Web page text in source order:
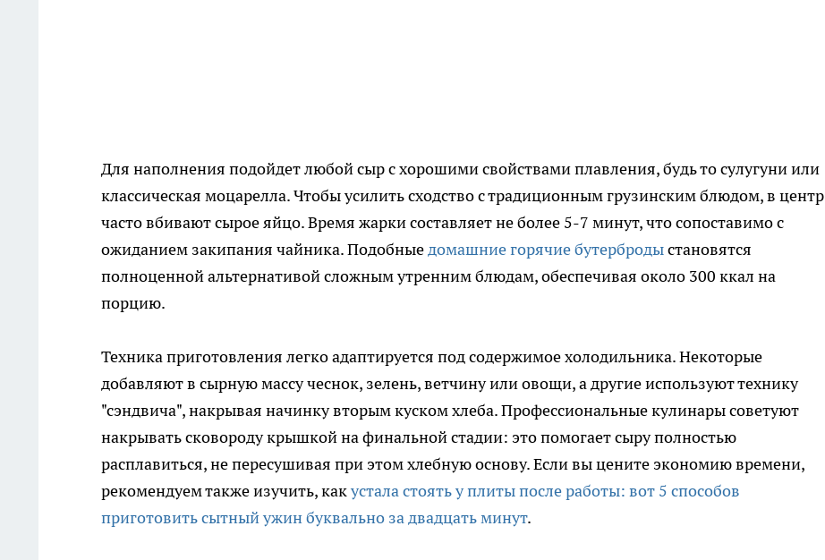
Для наполнения подойдет любой сыр с хорошими свойствами плавления, будь то сулугуни или
классическая моцарелла. Чтобы усилить сходство с традиционным грузинским блюдом, в центр
часто вбивают сырое яйцо. Время жарки составляет не более 5-7 минут, что сопоставимо с
ожиданием закипания чайника. Подобныедомашние горячие бутербродыстановятся
полноценной альтернативой сложным утренним блюдам, обеспечивая около 300 ккал на
порцию.
Техника приготовления легко адаптируется под содержимое холодильника. Некоторые
добавляют в сырную массу чеснок, зелень, ветчину или овощи, а другие используют технику
"сэндвича", накрывая начинку вторым куском хлеба. Профессиональные кулинары советуют
накрывать сковороду крышкой на финальной стадии: это помогает сыру полностью
расплавиться, не пересушивая при этом хлебную основу. Если вы цените экономию времени,
рекомендуем также изучить, какустала стоять у плиты после работы: вот 5 способов
приготовить сытный ужин буквально за двадцать минут.